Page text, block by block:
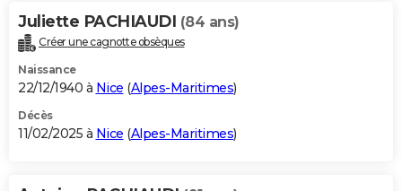
Bricolage
Lifestyle
Culture
Sport
Auto
Television
Voyage
Cinema
Juliette PACHIAUDI (84 ans)
Créer une cagnotte obsèques
Naissance
22/12/1940 à Nice (Alpes-Maritimes)
Décès
11/02/2025 à Nice (Alpes-Maritimes)